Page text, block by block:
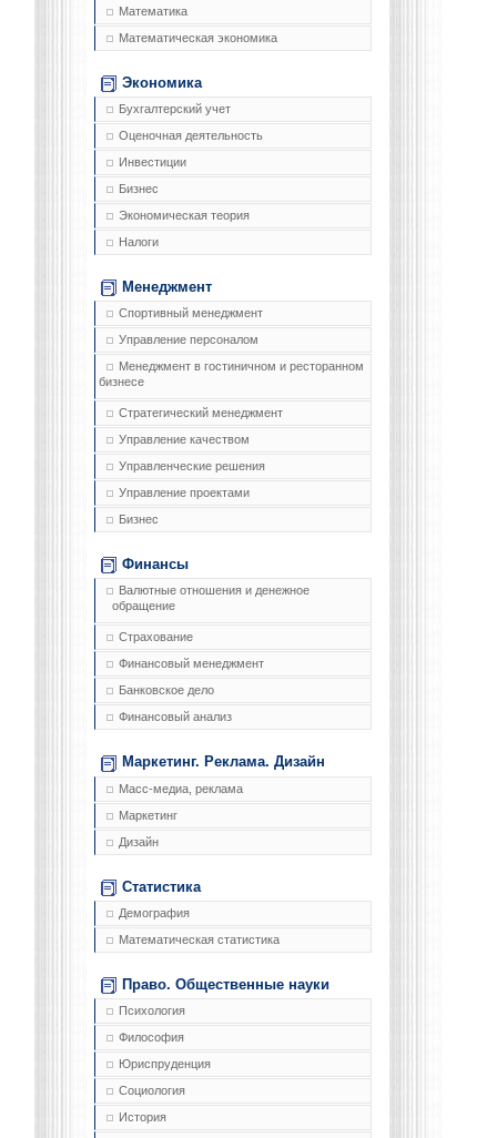
Математика
Математическая экономика
Экономика
Бухгалтерский учет
Оценочная деятельность
Инвестиции
Бизнес
Экономическая теория
Налоги
Менеджмент
Спортивный менеджмент
Управление персоналом
Менеджмент в гостиничном и ресторанном
бизнесе
Стратегический менеджмент
Управление качеством
Управленческие решения
Управление проектами
Бизнес
Финансы
Валютные отношения и денежное
обращение
Страхование
Финансовый менеджмент
Банковское дело
Финансовый анализ
Маркетинг. Реклама. Дизайн
Масс-медиа, реклама
Маркетинг
Дизайн
Статистика
Демография
Математическая статистика
Право. Общественные науки
Психология
Философия
Юриспруденция
Социология
История